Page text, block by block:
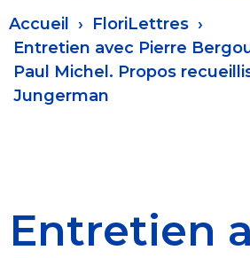
Fil
d'Ariane
Accueil
FloriLettres
Entretien avec Pierre
Paul Michel. Propos
Jungerman
Entretien